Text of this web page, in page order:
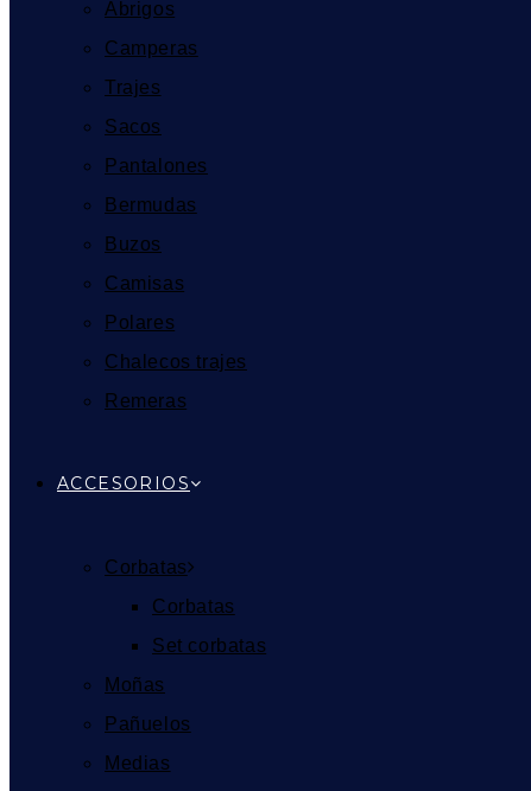
Abrigos
Camperas
Trajes
Sacos
Pantalones
Bermudas
Buzos
Camisas
Polares
Chalecos trajes
Remeras
ACCESORIOS
Corbatas
Corbatas
Set corbatas
Moñas
Pañuelos
Medias